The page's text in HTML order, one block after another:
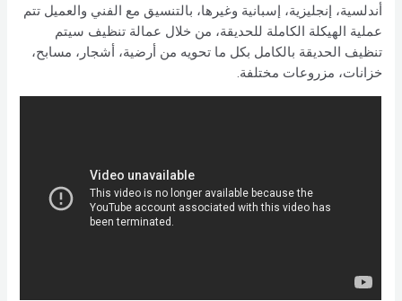
أندلسية، إنجليزية، إسبانية وغيرها، بالتنسيق مع الفني والعميل تتم
عملية الهيكلة الكاملة للحديقة، من خلال عمالة تنظيف سيتم
تنظيف الحديقة بالكامل بكل ما تحويه من أرضية، أشجار، مسابح،
خزانات، مزروعات مختلفة.